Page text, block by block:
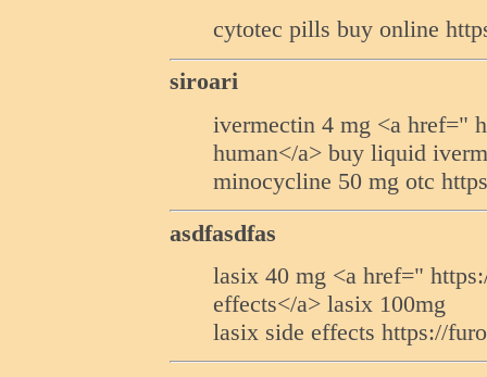
cytotec pills buy online
siroari
ivermectin 4 mg <a href="
human</a> buy liquid
minocycline 50 mg otc
asdfasdfas
lasix 40 mg <a href="
effects</a> lasix 100mg
lasix side effects https://